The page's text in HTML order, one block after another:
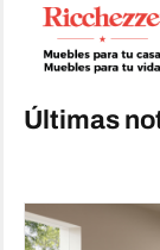
Últimas